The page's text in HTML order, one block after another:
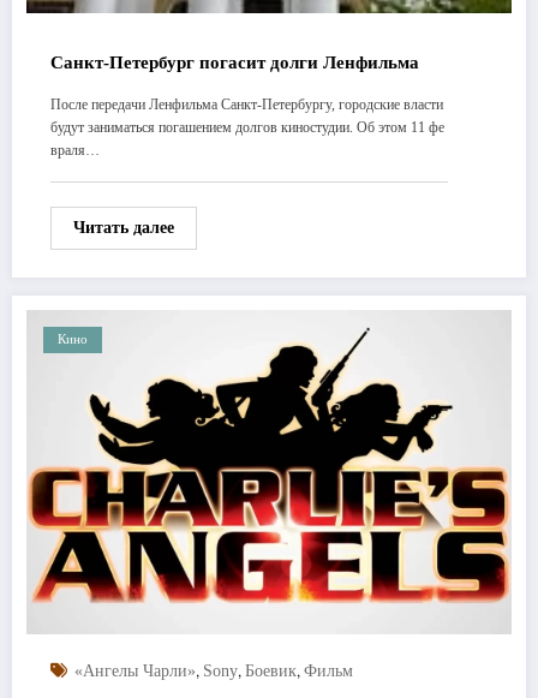
Санкт-Петербург погасит долги Ленфильма
После передачи Ленфильма Санкт-Петербургу, городские власти
будут заниматься погашением долгов киностудии. Об этом 11 фе
враля…
Читать далее
Кино
«Ангелы Чарли», Sony, Боевик, Фильм